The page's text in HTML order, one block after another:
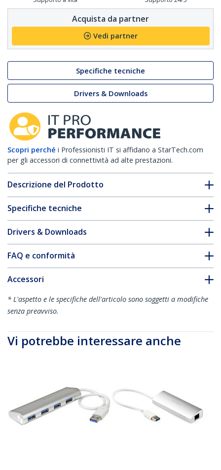
Acquista da partner
Vedi partner
Specifiche tecniche
Drivers & Downloads
Scopri perché i Professionisti IT si affidano a StarTech.com
per gli accessori di connettività ad alte prestazioni.
Descrizione del Prodotto
Specifiche tecniche
Drivers & Downloads
FAQ e conformità
Accessori
* L'aspetto e le specifiche dell'articolo sono soggetti a modifiche
senza preavviso.
Vi potrebbe interessare anche